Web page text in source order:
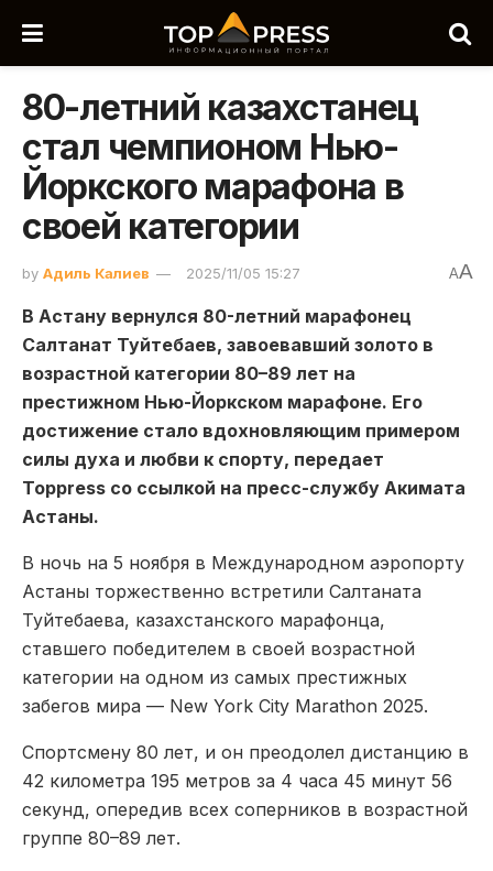
80-летний казахстанец
стал чемпионом Нью-
Йоркского марафона в
своей категории
by Адиль Калиев 2025/11/05 15:27 AA
В Астану вернулся 80-летний марафонец
Салтанат Туйтебаев, завоевавший золото в
возрастной категории 80–89 лет на
престижном Нью-Йоркском марафоне. Его
достижение стало вдохновляющим примером
силы духа и любви к спорту, передает
Toppress со ссылкой на пресс-службу Акимата
Астаны.
В ночь на 5 ноября в Международном аэропорту
Астаны торжественно встретили Салтаната
Туйтебаева, казахстанского марафонца,
ставшего победителем в своей возрастной
категории на одном из самых престижных
забегов мира — New York City Marathon 2025.
Спортсмену 80 лет, и он преодолел дистанцию в
42 километра 195 метров за 4 часа 45 минут 56
секунд, опередив всех соперников в возрастной
группе 80–89 лет.